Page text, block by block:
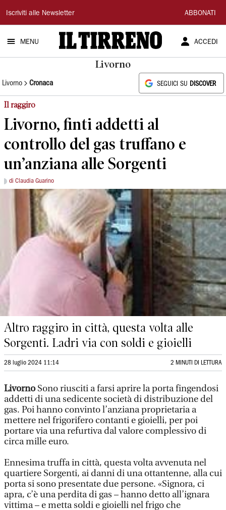
Il
Tirreno
Iscriviti alle Newsletter ABBONATI
MENU ACCEDI
Livorno
Livorno Cronaca SEGUICI SU DISCOVER
Il raggiro
Livorno, finti addetti al
controllo del gas truffano e
un’anziana alle Sorgenti
di Claudia Guarino
Altro raggiro in città, questa volta alle
Sorgenti. Ladri via con soldi e gioielli
28 luglio 2024 11:14 2 MINUTI DI LETTURA
LivornoSono riusciti a farsi aprire la porta fingendosi
addetti di una sedicente società di distribuzione del
gas. Poi hanno convinto l’anziana proprietaria a
mettere nel frigorifero contanti e gioielli, per poi
portare via una refurtiva dal valore complessivo di
circa mille euro.
Ennesima truffa in città, questa volta avvenuta nel
quartiere Sorgenti, ai danni di una ottantenne, alla cui
porta si sono presentate due persone. «Signora, ci
apra, c’è una perdita di gas – hanno detto all’ignara
vittima – e metta soldi e gioielli nel frigo che